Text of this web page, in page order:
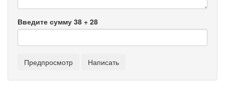
Введите сумму 38 + 28